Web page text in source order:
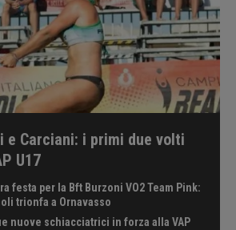
e Carciani: i primi due volti
U17
festa per la Bft Burzoni VO2 Team Pink:
trionfa a Ornavasso
nuove schiacciatrici in forza alla VAP